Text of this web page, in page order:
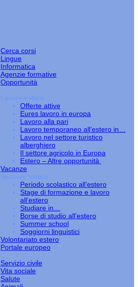
Cerca corsi
Lingue
Informatica
Agenzie formative
Opportunità
Lavoro estero
Offerte attive
Eures lavoro in europa
Lavoro alla pari
Lavoro temporaneo all’estero in…
Lavoro nel settore turistico
alberghiero
Il settore agricolo in Europa
Estero – Altre opportunità
Vacanze
Studiare estero
Periodo scolastico all’estero
Stage di formazione e lavoro
all’estero
Studiare in…
Borse di studio all'estero
Summer school
Soggiorni linguistici
Volontariato estero
Portale europeo
Servizio civile
Vita sociale
Salute